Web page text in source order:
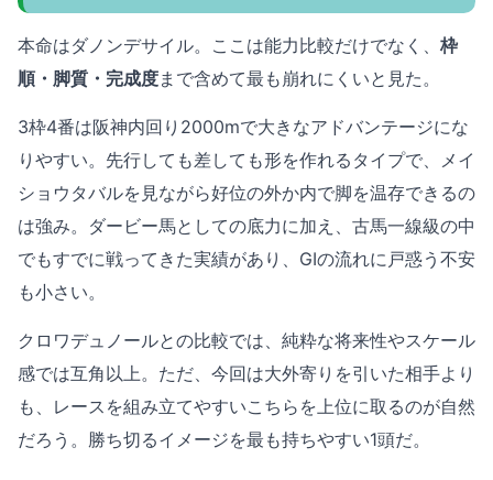
本命はダノンデサイル。ここは能力比較だけでなく、 枠
順・脚質・完成度まで含めて最も崩れにくいと見た。
3枠4番は阪神内回り2000mで大きなアドバンテージにな
りやすい。先行しても差しても形を作れるタイプで、メイ
ショウタバルを見ながら好位の外か内で脚を温存できるの
は強み。ダービー馬としての底力に加え、古馬一線級の中
でもすでに戦ってきた実績があり、GIの流れに戸惑う不安
も小さい。
クロワデュノールとの比較では、純粋な将来性やスケール
感では互角以上。ただ、今回は大外寄りを引いた相手より
も、レースを組み立てやすいこちらを上位に取るのが自然
だろう。勝ち切るイメージを最も持ちやすい1頭だ。